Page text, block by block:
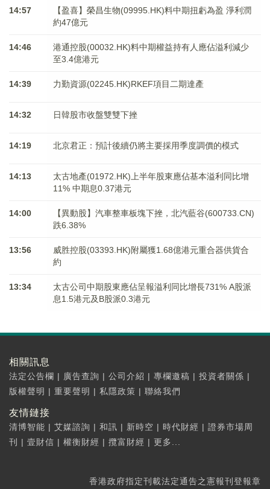
14:57
【盈喜】榮昌生物(09995.HK)料中期扭虧為盈 淨利潤
約47億元
14:46
港通控股(00032.HK)料中期權益持有人應佔溢利減少
至3.4億港元
14:39 力勤資源(02245.HK)RKEF項目二期達產
14:32 日韓股市收盤雙雙下挫
14:19 北京君正：預計後續仍將主要採用季度調價的模式
14:13
太古地產(01972.HK)上半年股東應佔基本溢利同比增
11% 中期息0.37港元
14:00
【異動股】汽車整車板塊下挫，北汽藍谷(600733.CN)
跌6.38%
13:56
威胜控股(03393.HK)附屬獲1.68億港元重合器供貨合
約
13:34
太古公司中期股東應佔呈報溢利同比增長731% A股派
息1.5港元及B股派0.3港元
相關訊息
法定公告欄 | 廣告查詢 | 公司介紹 | 專欄邀稿 | 投資者關係 |
版權聲明 | 重要聲明 | 私隱政策 | 聯絡我們
友情鏈接
清博智能 | 艾媒諮詢 | 和訊 | 新時空 | 時代財經 | 證券市場周
刊
| 壹財信 | 權衡財經 | 攬富財經 | 更多...
香港政府指定刊載法定通告之憲報刊登報章